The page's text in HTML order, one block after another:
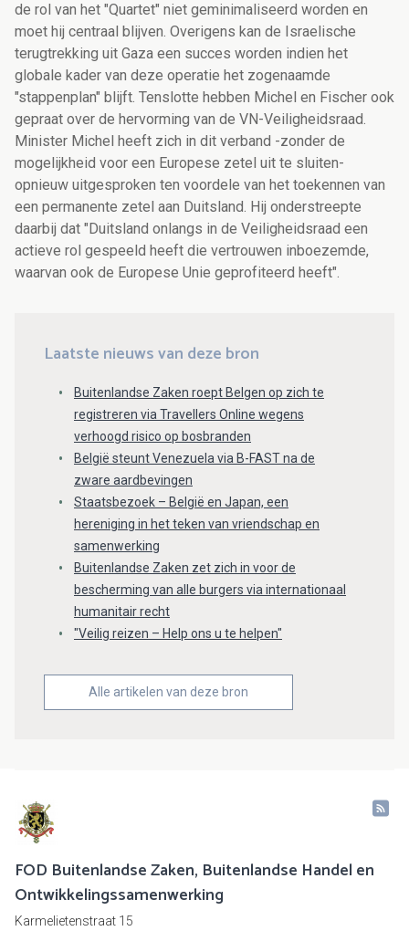
de rol van het "Quartet" niet geminimaliseerd worden en
moet hij centraal blijven. Overigens kan de Israelische
terugtrekking uit Gaza een succes worden indien het
globale kader van deze operatie het zogenaamde
"stappenplan" blijft. Tenslotte hebben Michel en Fischer ook
gepraat over de hervorming van de VN-Veiligheidsraad.
Minister Michel heeft zich in dit verband -zonder de
mogelijkheid voor een Europese zetel uit te sluiten-
opnieuw uitgesproken ten voordele van het toekennen van
een permanente zetel aan Duitsland. Hij onderstreepte
daarbij dat "Duitsland onlangs in de Veiligheidsraad een
actieve rol gespeeld heeft die vertrouwen inboezemde,
waarvan ook de Europese Unie geprofiteerd heeft".
Laatste nieuws van deze bron
Buitenlandse Zaken roept Belgen op zich te
registreren via Travellers Online wegens
verhoogd risico op bosbranden
België steunt Venezuela via B-FAST na de
zware aardbevingen
Staatsbezoek – België en Japan, een
hereniging in het teken van vriendschap en
samenwerking
Buitenlandse Zaken zet zich in voor de
bescherming van alle burgers via internationaal
humanitair recht
"Veilig reizen – Help ons u te helpen"
Alle artikelen van deze bron
FOD Buitenlandse Zaken, Buitenlandse Handel en
Ontwikkelingssamenwerking
Karmelietenstraat 15